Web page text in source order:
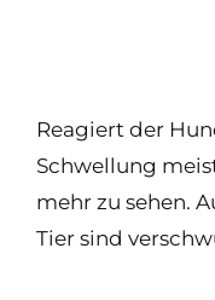
Reagiert der
Schwellung
mehr zu sehen.
Tier sind